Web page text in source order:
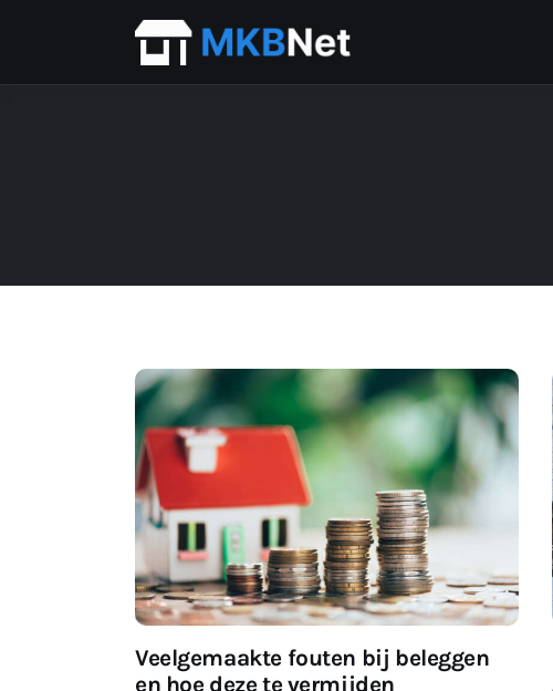
Beurs
Veelgemaakte fouten bij beleggen
en hoe deze te vermijden